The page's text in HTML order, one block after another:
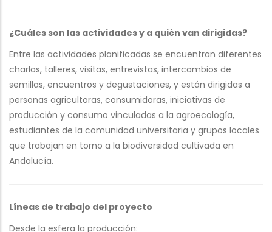
¿Cuáles son las actividades y a quién van dirigidas?
Entre las actividades planificadas se encuentran diferentes
charlas, talleres, visitas, entrevistas, intercambios de
semillas, encuentros y degustaciones, y están dirigidas a
personas agricultoras, consumidoras, iniciativas de
producción y consumo vinculadas a la agroecología,
estudiantes de la comunidad universitaria y grupos locales
que trabajan en torno a la biodiversidad cultivada en
Andalucía.
Líneas de trabajo del proyecto
Desde la esfera la producción: